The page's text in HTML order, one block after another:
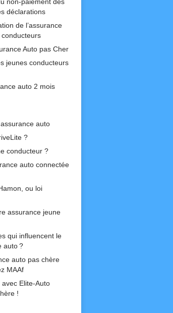
déclarations
de l’assurance
Auto pas Cher
jeunes conducteurs
auto 2 mois
auto
?
conducteur ?
auto connectée
ou loi
assurance jeune
qui influencent le
auto ?
auto pas chère
MAAf
Elite-Auto
!